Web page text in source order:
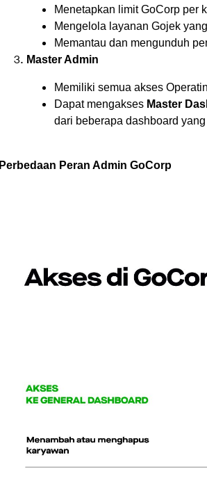
Menetapkan limit GoCorp per
Mengelola layanan Gojek
Memantau dan mengunduh
Master Admin
Memiliki semua akses
Dapat mengakses Master
dari beberapa dashboard
Perbedaan Peran Admin GoCorp